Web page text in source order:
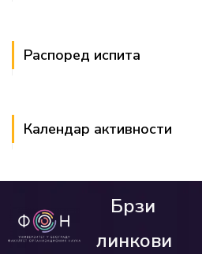
Распоред испита
Календар активности
Брзи
линкови